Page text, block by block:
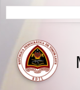
Formulário de